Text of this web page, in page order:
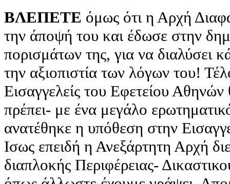
ΒΛΕΠΕΤΕ όμως ότι η Αρχή
την άποψή του και έδωσε στην
πορισμάτων της, για να διαλύσει
την αξιοπιστία των λόγων του!
Εισαγγελείς του Εφετείου
πρέπει- με ένα μεγάλο
ανατέθηκε η υπόθεση στην
Ισως επειδή η Ανεξάρτητη Αρχή
διαπλοκής Περιφέρειας-